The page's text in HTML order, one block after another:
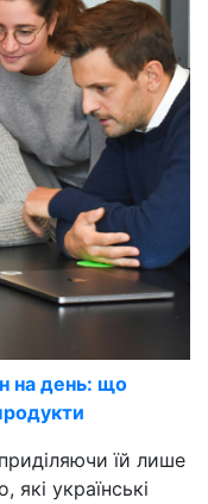
на день: що
їй лише
українські